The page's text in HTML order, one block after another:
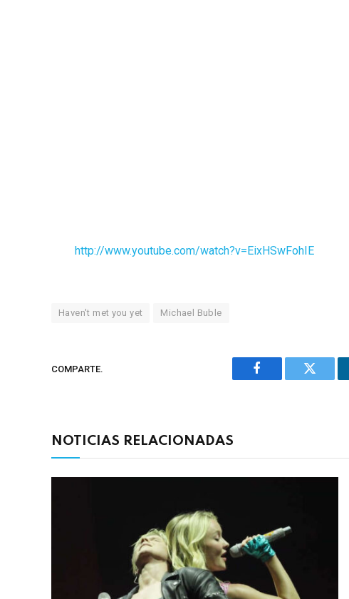
http://www.youtube.com/watch?v=EixHSwFohIE
Haven't met you yet Michael Buble
COMPARTE.
Facebook Twitter
NOTICIAS RELACIONADAS